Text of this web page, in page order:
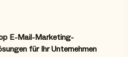
E-Mail-Marketing-
für Ihr Unternehmen